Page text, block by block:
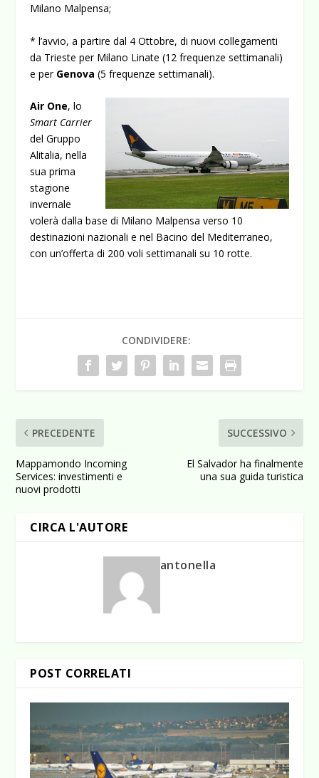
Milano Malpensa;
* l’avvio, a partire dal 4 Ottobre, di nuovi collegamenti
da Trieste per Milano Linate (12 frequenze settimanali)
e per Genova (5 frequenze settimanali).
Air One, lo
Smart Carrier
del Gruppo
Alitalia, nella
sua prima
stagione
invernale
volerà dalla base di Milano Malpensa verso 10
destinazioni nazionali e nel Bacino del Mediterraneo,
con un’offerta di 200 voli settimanali su 10 rotte.
CONDIVIDERE:
PRECEDENTE
Mappamondo Incoming
Services: investimenti e
nuovi prodotti
SUCCESSIVO
El Salvador ha finalmente
una sua guida turistica
CIRCA L'AUTORE
antonella
POST CORRELATI